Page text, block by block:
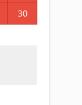
30